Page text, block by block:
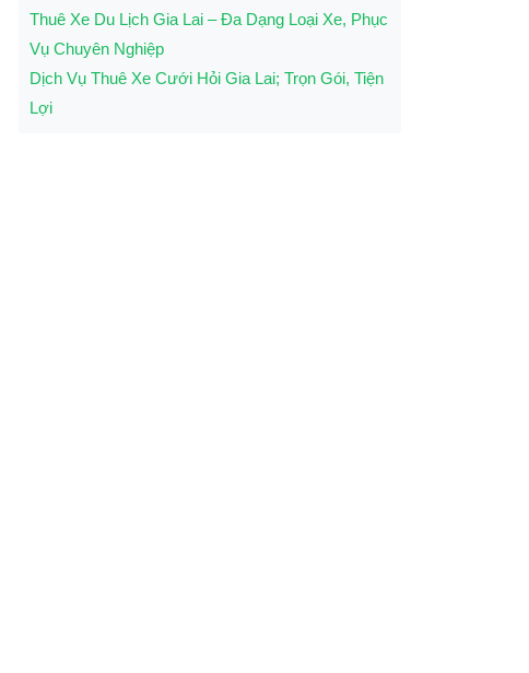
Thuê Xe Du Lịch Gia Lai – Đa Dạng Loại Xe, Phục
Vụ Chuyên Nghiệp
Dịch Vụ Thuê Xe Cưới Hỏi Gia Lai; Trọn Gói, Tiện
Lợi